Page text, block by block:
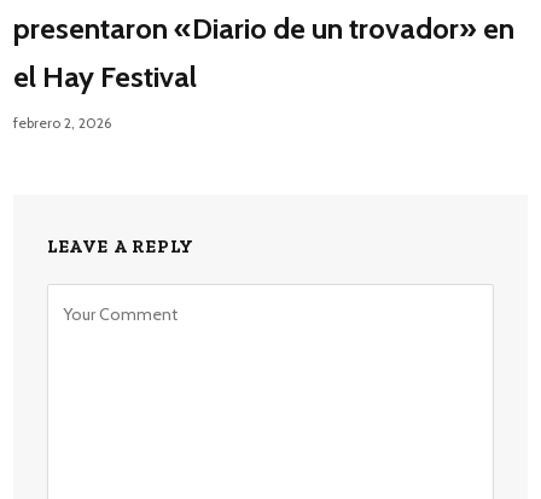
presentaron «Diario de un trovador» en
el Hay Festival
febrero 2, 2026
LEAVE A REPLY